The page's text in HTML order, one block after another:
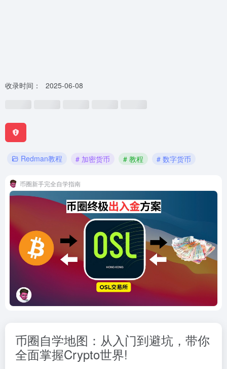
收录时间： 2025-06-08
Redman教程 # 加密货币 # 教程 # 数字货币
币圈新手完全自学指南
币圈自学地图：从入门到避坑，带你
全面掌握Crypto世界!